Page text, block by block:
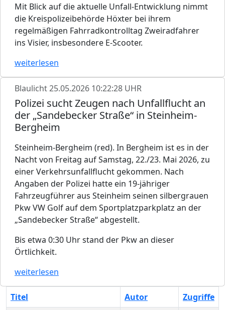
Mit Blick auf die aktuelle Unfall-Entwicklung nimmt
die Kreispolizeibehörde Höxter bei ihrem
regelmäßigen Fahrradkontrolltag Zweiradfahrer
ins Visier, insbesondere E-Scooter.
weiterlesen
Blaulicht25.05.2026 10:22:28 UHR
Polizei sucht Zeugen nach Unfallflucht an
der „Sandebecker Straße“ in Steinheim-
Bergheim
Steinheim-Bergheim (red). In Bergheim ist es in der
Nacht von Freitag auf Samstag, 22./23. Mai 2026, zu
einer Verkehrsunfallflucht gekommen. Nach
Angaben der Polizei hatte ein 19-jähriger
Fahrzeugführer aus Steinheim seinen silbergrauen
Pkw VW Golf auf dem Sportplatzparkplatz an der
„Sandebecker Straße“ abgestellt.
Bis etwa 0:30 Uhr stand der Pkw an dieser
Örtlichkeit.
weiterlesen
Titel Autor Zugriffe